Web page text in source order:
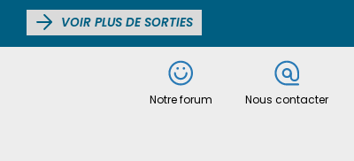
VOIR PLUS DE SORTIES
Notre forum Nous contacter